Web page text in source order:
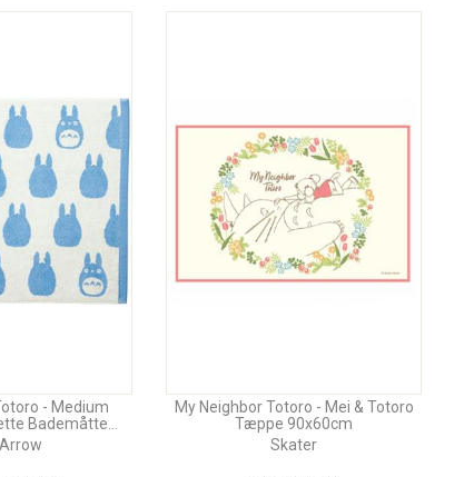
- Medium
Bademåtte
My Neighbor Totoro - Mei & Totoro
Tæppe 90x60cm
Skater